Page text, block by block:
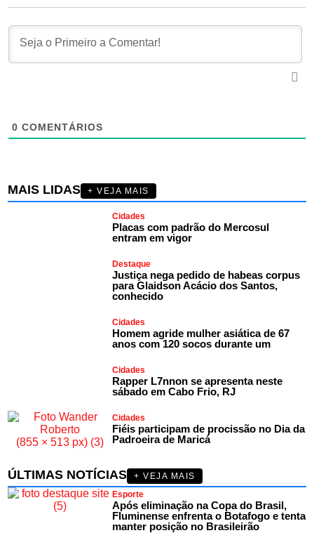
0 COMENTÁRIOS
MAIS LIDAS + VEJA MAIS
Cidades
Placas com padrão do Mercosul
entram em vigor
Destaque
Justiça nega pedido de habeas corpus
para Glaidson Acácio dos Santos,
conhecido
Cidades
Homem agride mulher asiática de 67
anos com 120 socos durante um
Cidades
Rapper L7nnon se apresenta neste
sábado em Cabo Frio, RJ
Cidades
Fiéis participam de procissão no Dia da
Padroeira de Maricá
ÚLTIMAS NOTÍCIAS
+ VEJA MAIS
Esporte
Após eliminação na Copa do Brasil,
Fluminense enfrenta o Botafogo e tenta
manter posição no Brasileirão